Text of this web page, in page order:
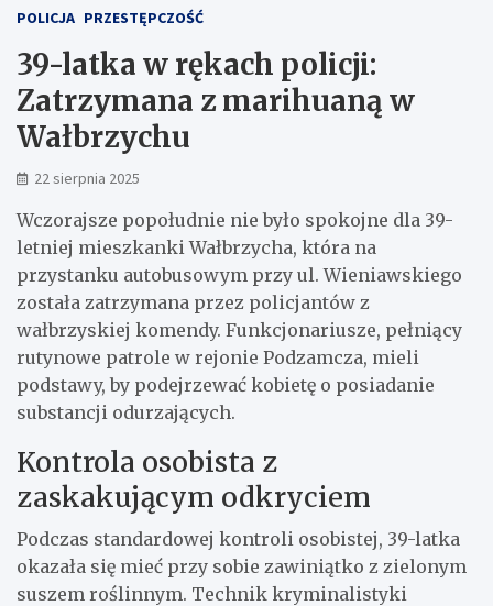
POLICJA PRZESTĘPCZOŚĆ
39-latka w rękach policji:
Zatrzymana z marihuaną w
Wałbrzychu
22 sierpnia 2025
Wczorajsze popołudnie nie było spokojne dla 39-
letniej mieszkanki Wałbrzycha, która na
przystanku autobusowym przy ul. Wieniawskiego
została zatrzymana przez policjantów z
wałbrzyskiej komendy. Funkcjonariusze, pełniący
rutynowe patrole w rejonie Podzamcza, mieli
podstawy, by podejrzewać kobietę o posiadanie
substancji odurzających.
Kontrola osobista z
zaskakującym odkryciem
Podczas standardowej kontroli osobistej, 39-latka
okazała się mieć przy sobie zawiniątko z zielonym
suszem roślinnym. Technik kryminalistyki